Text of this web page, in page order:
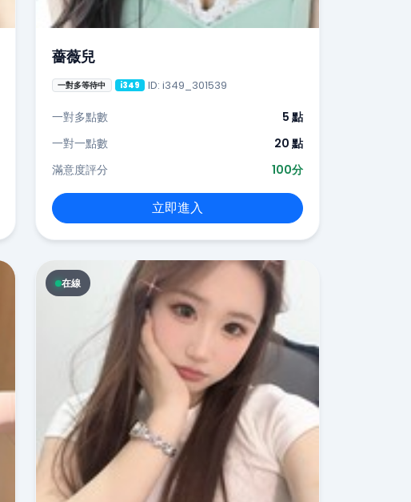
薔薇兒
一對多等待中 i349 ID: i349_301539
一對多點數
5 點
一對一點數
20 點
滿意度評分
100分
立即進入
在線